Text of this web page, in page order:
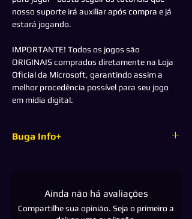
nosso suporte irá auxiliar após compra e já
estará jogando.
IMPORTANTE! Todos os jogos são
ORIGINAIS comprados diretamente na Loja
Oficial da Microsoft, garantindo assim a
melhor procedência possível para seu jogo
em mídia digital.
Buga Info+
ou cadeado. E ainda você jogará em seu
perfil pessoal com toda a segurança e sem
Ainda não há avaliações
Compartilhe sua opinião. Seja o primeiro a